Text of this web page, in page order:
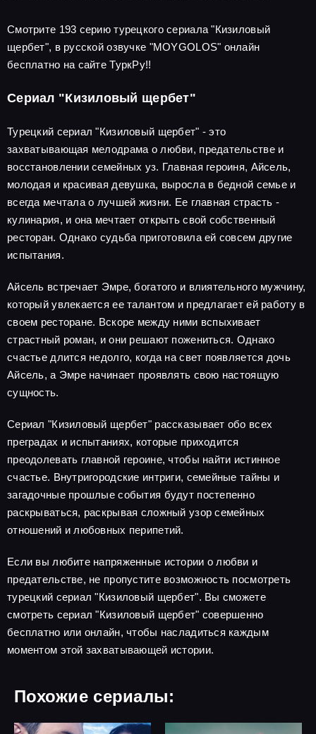
Смотрите 193 серию турецкого сериала "Кизиловый
щербет", в русской озвучке "MOYGOLOS" онлайн
бесплатно на сайте ТуркРу!!
Сериал "Кизиловый щербет"
Турецкий сериал "Кизиловый щербет" - это
захватывающая мелодрама о любви, предательстве и
восстановлении семейных уз. Главная героиня, Айсель,
молодая и красивая девушка, выросла в бедной семье и
всегда мечтала о лучшей жизни. Ее главная страсть -
кулинария, и она мечтает открыть свой собственный
ресторан. Однако судьба приготовила ей совсем другие
испытания.
Айсель встречает Эмре, богатого и влиятельного мужчину,
который увлекается ее талантом и предлагает ей работу в
своем ресторане. Вскоре между ними вспыхивает
страстный роман, и они решают пожениться. Однако
счастье длится недолго, когда на свет появляется дочь
Айсель, а Эмре начинает проявлять свою настоящую
сущность.
Сериал "Кизиловый щербет" рассказывает обо всех
преградах и испытаниях, которые приходится
преодолевать главной героине, чтобы найти истинное
счастье. Внутригородские интриги, семейные тайны и
загадочные прошлые события будут постепенно
раскрываться, раскрывая сложный узор семейных
отношений и любовных перипетий.
Если вы любите напряженные истории о любви и
предательстве, не пропустите возможность посмотреть
турецкий сериал "Кизиловый щербет". Вы сможете
смотреть сериал "Кизиловый щербет" совершенно
бесплатно или онлайн, чтобы насладиться каждым
моментом этой захватывающей истории.
Похожие сериалы: